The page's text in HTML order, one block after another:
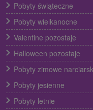
Pobyty świąteczne
Pobyty wielkanocne
Valentine pozostaje
Halloween pozostaje
Pobyty zimowe
Pobyty jesienne
Pobyty letnie